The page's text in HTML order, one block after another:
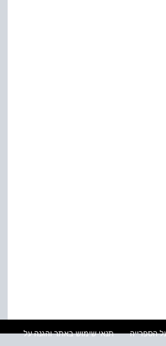
הספרייה
תנאי שימוש באתר והגנה על